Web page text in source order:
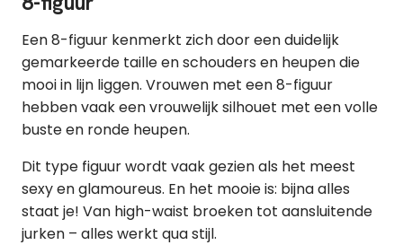
Een 8-figuur kenmerkt zich door een duidelijk
gemarkeerde taille en schouders en heupen die
mooi in lijn liggen. Vrouwen met een 8-figuur
hebben vaak een vrouwelijk silhouet met een volle
buste en ronde heupen.
Dit type figuur wordt vaak gezien als het meest
sexy en glamoureus. En het mooie is: bijna alles
staat je! Van high-waist broeken tot aansluitende
jurken – alles werkt qua stijl.